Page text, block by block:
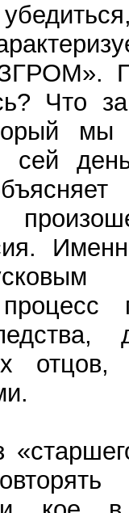
Что
сей
отцов,